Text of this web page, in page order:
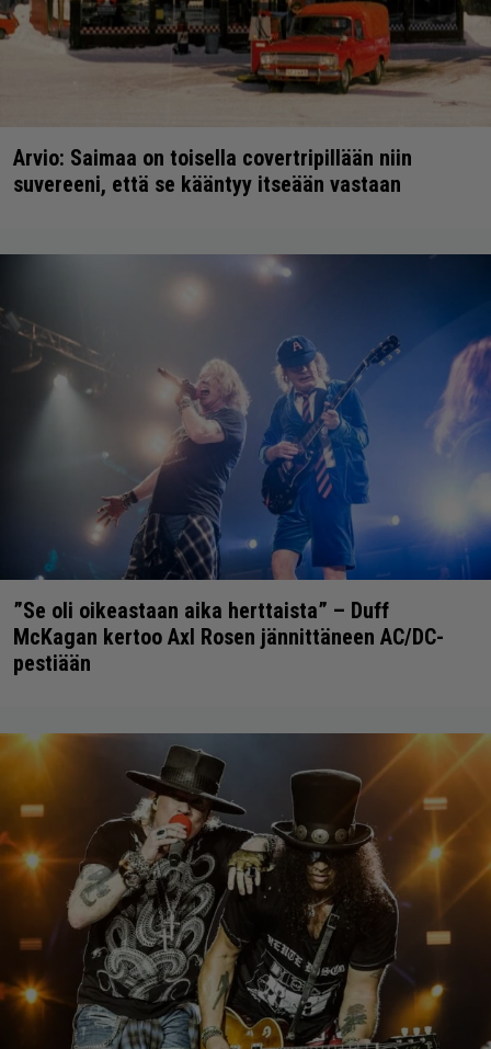
Arvio: Saimaa on toisella covertripillään niin
suvereeni, että se kääntyy itseään vastaan
”Se oli oikeastaan aika herttaista” – Duff
McKagan kertoo Axl Rosen jännittäneen AC/DC-
pestiään